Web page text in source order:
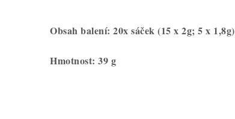
Obsah balení: 20x sáček (15 x 2g; 5 x 1,8g)
Hmotnost: 39 g